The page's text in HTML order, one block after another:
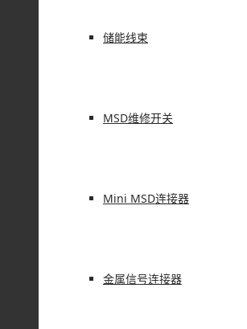
储能线束
MSD维修开关
Mini MSD连接器
金属信号连接器